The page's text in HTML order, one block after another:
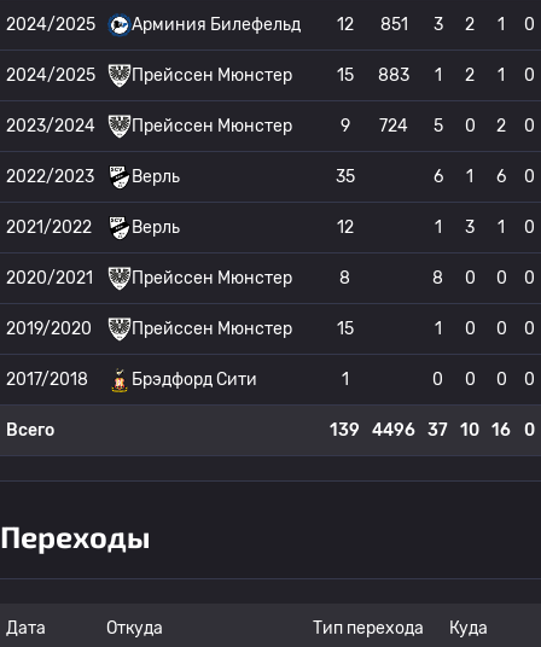
2024/2025 Арминия Билефельд 12 851 3 2 1 0
2024/2025 Прейссен Мюнстер 15 883 1 2 1 0
2023/2024 Прейссен Мюнстер 9 724 5 0 2 0
2022/2023 Верль 35 6 1 6 0
2021/2022 Верль 12 1 3 1 0
2020/2021 Прейссен Мюнстер 8 8 0 0 0
2019/2020 Прейссен Мюнстер 15 1 0 0 0
2017/2018 Брэдфорд Сити 1 0 0 0 0
Всего 139 4496 37 10 16 0
Переходы
Дата Откуда Тип перехода Куда